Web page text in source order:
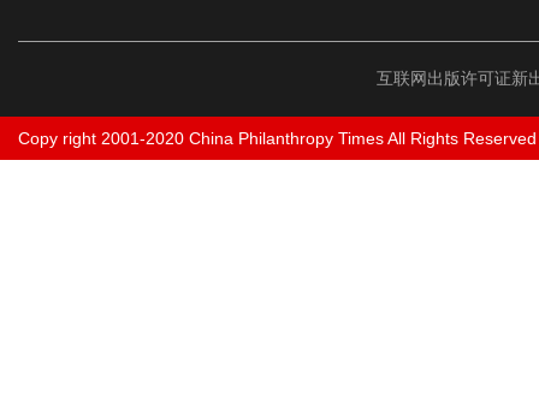
互联网出版许可证新
Copy right 2001-2020 China Philanthropy Times All Rights Reserved